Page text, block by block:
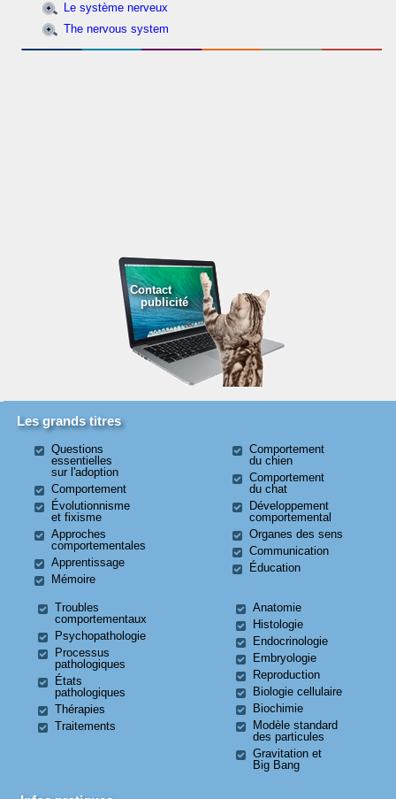
Le système nerveux
The nervous system
Contact
publicité
Les grands titres
Questions
essentielles
sur l'adoption
Comportement
Évolutionnisme
et fixisme
Approches
comportementales
Apprentissage
Mémoire
Comportement
du chien
Comportement
du chat
Développement
comportemental
Organes des sens
Communication
Éducation
Troubles
comportementaux
Psychopathologie
Processus
pathologiques
États
pathologiques
Thérapies
Traitements
Anatomie
Histologie
Endocrinologie
Embryologie
Reproduction
Biologie cellulaire
Biochimie
Modèle standard
des particules
Gravitation et
Big Bang